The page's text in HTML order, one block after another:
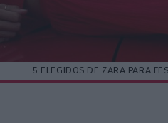
5 ELEGIDOS DE ZARA PARA